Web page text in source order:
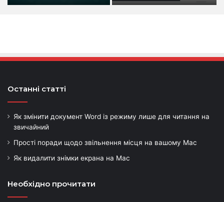
безкоштовно – все
простих кроки
Останні статті
Як змінити документ Word із режиму лише для читання на
звичайний
Прості поради щодо звільнення місця на вашому Mac
Як видалити знімки екрана на Mac
Необхідно прочитати